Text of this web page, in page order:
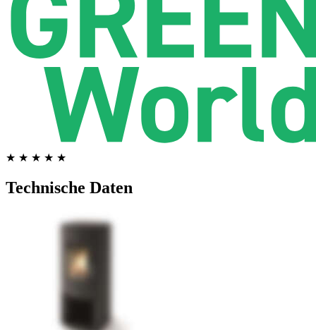
★ ★ ★ ★ ★
Technische Daten